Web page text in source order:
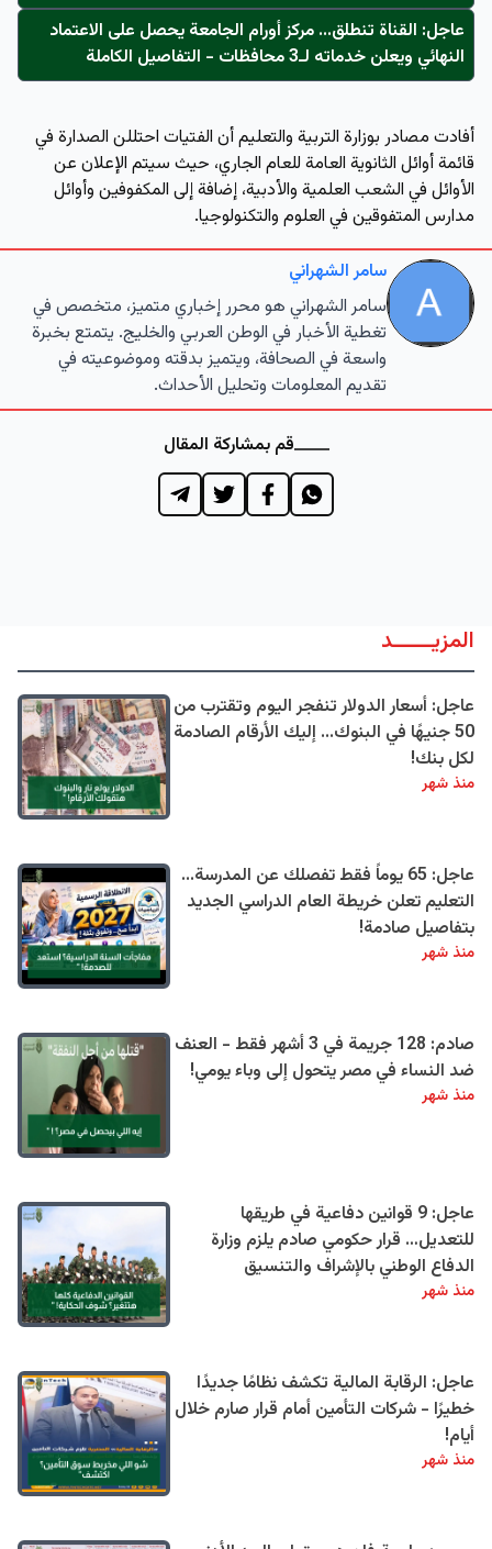
عاجل: القناة تنطلق... مركز أورام الجامعة يحصل على الاعتماد
النهائي ويعلن خدماته لـ3 محافظات - التفاصيل الكاملة
أفادت مصادر بوزارة التربية والتعليم أن الفتيات احتللن الصدارة في
قائمة أوائل الثانوية العامة للعام الجاري، حيث سيتم الإعلان عن
الأوائل في الشعب العلمية والأدبية، إضافة إلى المكفوفين وأوائل
مدارس المتفوقين في العلوم والتكنولوجيا.
سامر الشهراني
سامر الشهراني هو محرر إخباري متميز، متخصص في
تغطية الأخبار في الوطن العربي والخليج. يتمتع بخبرة
واسعة في الصحافة، ويتميز بدقته وموضوعيته في
تقديم المعلومات وتحليل الأحداث.
قم بمشاركة المقال
المزيــــــد
عاجل: أسعار الدولار تنفجر اليوم وتقترب من
50 جنيهًا في البنوك... إليك الأرقام الصادمة
لكل بنك!
منذ شهر
عاجل: 65 يوماً فقط تفصلك عن المدرسة...
التعليم تعلن خريطة العام الدراسي الجديد
بتفاصيل صادمة!
منذ شهر
صادم: 128 جريمة في 3 أشهر فقط - العنف
ضد النساء في مصر يتحول إلى وباء يومي!
منذ شهر
عاجل: 9 قوانين دفاعية في طريقها
للتعديل… قرار حكومي صادم يلزم وزارة
الدفاع الوطني بالإشراف والتنسيق
منذ شهر
عاجل: الرقابة المالية تكشف نظامًا جديدًا
خطيرًا - شركات التأمين أمام قرار صارم خلال
أيام!
منذ شهر